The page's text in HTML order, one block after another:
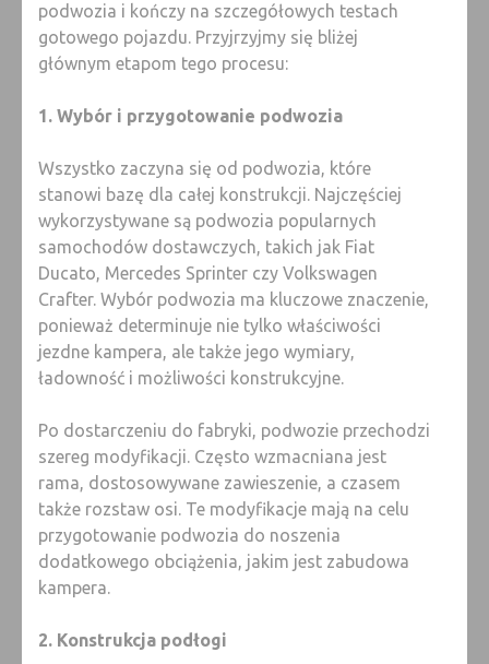
podwozia i kończy na szczegółowych testach
gotowego pojazdu. Przyjrzyjmy się bliżej
głównym etapom tego procesu:
1. Wybór i przygotowanie podwozia
Wszystko zaczyna się od podwozia, które
stanowi bazę dla całej konstrukcji. Najczęściej
wykorzystywane są podwozia popularnych
samochodów dostawczych, takich jak Fiat
Ducato, Mercedes Sprinter czy Volkswagen
Crafter. Wybór podwozia ma kluczowe znaczenie,
ponieważ determinuje nie tylko właściwości
jezdne kampera, ale także jego wymiary,
ładowność i możliwości konstrukcyjne.
Po dostarczeniu do fabryki, podwozie przechodzi
szereg modyfikacji. Często wzmacniana jest
rama, dostosowywane zawieszenie, a czasem
także rozstaw osi. Te modyfikacje mają na celu
przygotowanie podwozia do noszenia
dodatkowego obciążenia, jakim jest zabudowa
kampera.
2. Konstrukcja podłogi